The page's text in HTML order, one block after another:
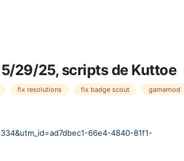
29/25, scripts de Kuttoe
fix resolutions fix badge scout gamemod
66e4-4840-81f1-